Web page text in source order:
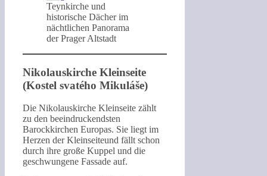
Teynkirche und
historische Dächer im
nächtlichen Panorama
der Prager Altstadt
Nikolauskirche Kleinseite
(Kostel svatého Mikuláše)
Die Nikolauskirche Kleinseite zählt
zu den beeindruckendsten
Barockkirchen Europas. Sie liegt im
Herzen der Kleinseiteund fällt schon
durch ihre große Kuppel und die
geschwungene Fassade auf.